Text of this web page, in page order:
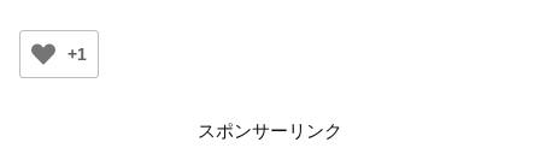
+1
スポンサーリンク